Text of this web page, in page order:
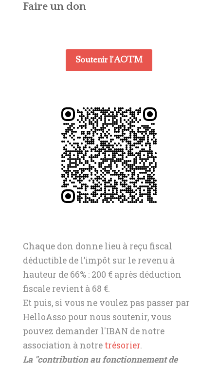
Faire un don
Soutenir l'AOTM
Chaque don donne lieu à reçu fiscal
déductible de l’impôt sur le revenu à
hauteur de 66% : 200 € après déduction
fiscale revient à 68 €.
Et puis, si vous ne voulez pas passer par
HelloAsso pour nous soutenir, vous
pouvez demander l'IBAN de notre
association à notre trésorier.
La "contribution au fonctionnement de